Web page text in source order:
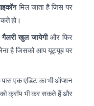
मिल जाता है जिस पर
हो।
खुल जायेगीऔर फिर
है जिसको आप यूट्यूब पर
एक एडिट का भी ऑप्शन
को क्रॉप भी कर सकते हैं और